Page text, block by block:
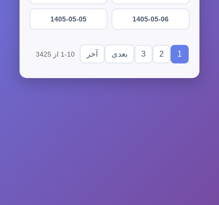
1405-05-06
1405-05-05
1
2
3 بعدی آخر 1-10 از 3425